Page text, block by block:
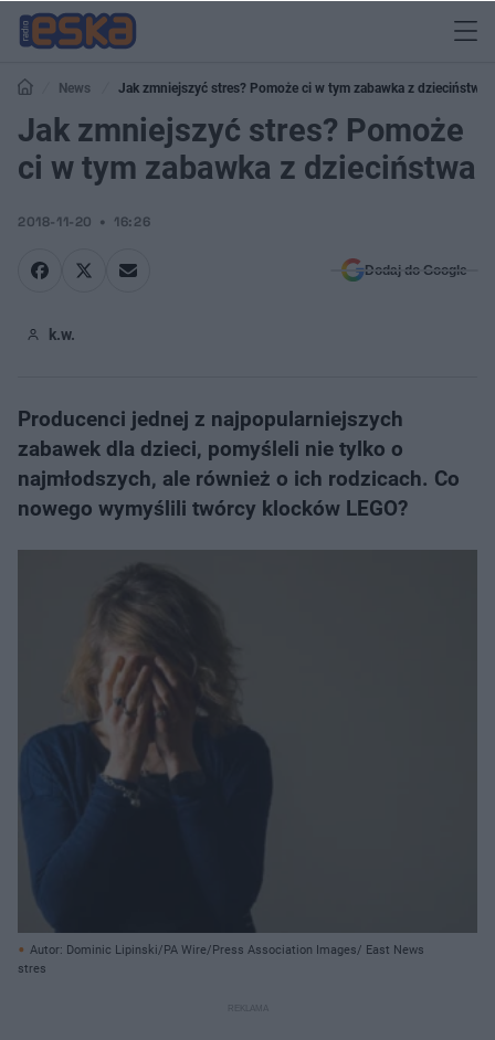
News Jak zmniejszyć stres? Pomoże ci w tym zabawka z dzieciństwa
Jak zmniejszyć stres? Pomoże
ci w tym zabawka z dzieciństwa
2018-11-20 16:26
Dodaj do Google
k.w.
Producenci jednej z najpopularniejszych
zabawek dla dzieci, pomyśleli nie tylko o
najmłodszych, ale również o ich rodzicach. Co
nowego wymyślili twórcy klocków LEGO?
Autor: Dominic Lipinski/PA Wire/Press Association Images/ East News
stres